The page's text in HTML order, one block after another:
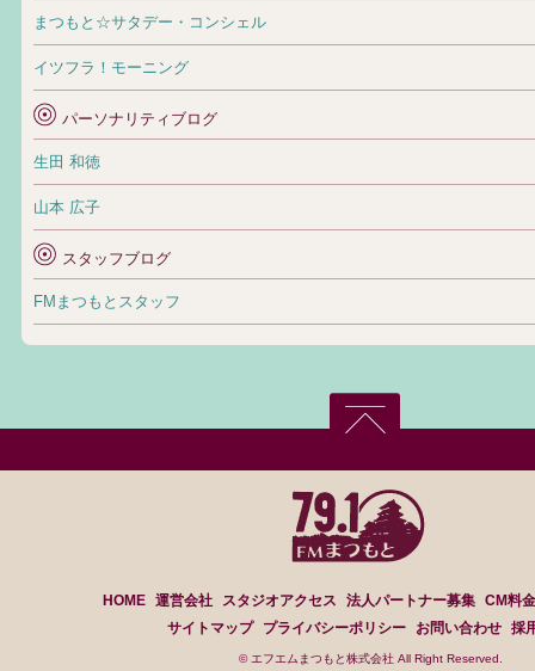
まつもと☆サタデー・コンシェル
イツフラ！モーニング
パーソナリティブログ
生田 和徳
山本 広子
スタッフブログ
FMまつもとスタッフ
HOME 運営会社 スタジオアクセス 法人パートナー募集 CM料
サイトマップ
プライバシーポリシー お問い合わせ 採
© エフエムまつもと株式会社 All Right Reserved.